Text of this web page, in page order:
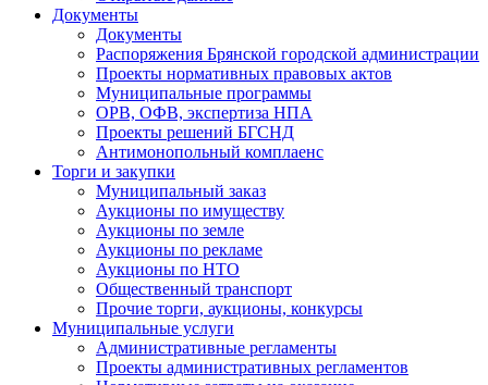
Документы
Документы
Распоряжения Брянской городской администрации
Проекты нормативных правовых актов
Муниципальные программы
ОРВ, ОФВ, экспертиза НПА
Проекты решений БГСНД
Антимонопольный комплаенс
Торги и закупки
Муниципальный заказ
Аукционы по имуществу
Аукционы по земле
Аукционы по рекламе
Аукционы по НТО
Общественный транспорт
Прочие торги, аукционы, конкурсы
Муниципальные услуги
Административные регламенты
Проекты административных регламентов